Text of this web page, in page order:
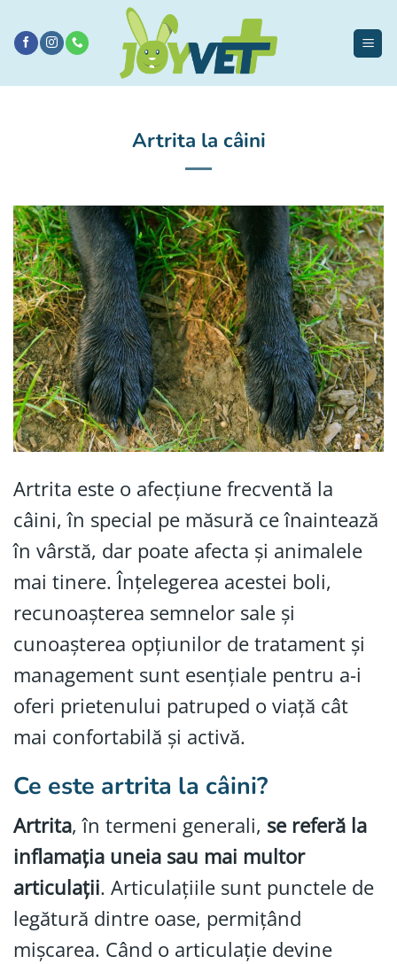
conținut
Artrita la câini
Artrita este o afecțiune frecventă la
câini, în special pe măsură ce înaintează
în vârstă, dar poate afecta și animalele
mai tinere. Înțelegerea acestei boli,
recunoașterea semnelor sale și
cunoașterea opțiunilor de tratament și
management sunt esențiale pentru a-i
oferi prietenului patruped o viață cât
mai confortabilă și activă.
Ce este artrita la câini?
Artrita, în termeni generali, se referă la
inflamația uneia sau mai multor
articulații. Articulațiile sunt punctele de
legătură dintre oase, permițând
mișcarea. Când o articulație devine